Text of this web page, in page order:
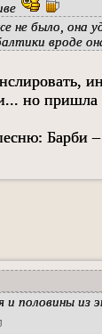
не было, она
вроде
но пришла
Барби –
и половины из